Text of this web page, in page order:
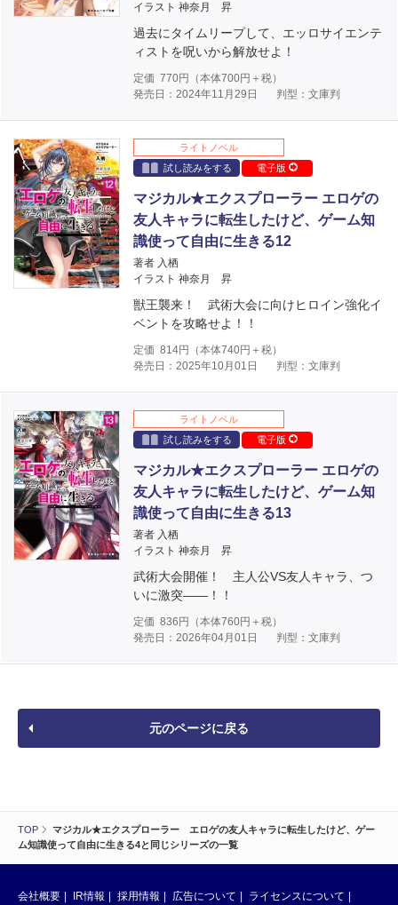
TOP
マジカル★エクスプローラー エロゲの友人キャラに転生したけど、ゲー
ム知識使って自由に生きる4と同じシリーズの一覧
イラスト 神奈月 昇
過去にタイムリープして、エッロサイエンテ
ィストを呪いから解放せよ！
定価 770円（本体700円＋税）
発売日：2024年11月29日
判型：文庫判
ライトノベル
試し読みをする
電子版
マジカル★エクスプローラー エロゲの
友人キャラに転生したけど、ゲーム知
識使って自由に生きる12
著者 入栖
イラスト 神奈月 昇
獣王襲来！ 武術大会に向けヒロイン強化イ
ベントを攻略せよ！！
定価 814円（本体740円＋税）
発売日：2025年10月01日
判型：文庫判
ライトノベル
試し読みをする
電子版
マジカル★エクスプローラー エロゲの
友人キャラに転生したけど、ゲーム知
識使って自由に生きる13
著者 入栖
イラスト 神奈月 昇
武術大会開催！ 主人公VS友人キャラ、つ
いに激突――！！
定価 836 円（本体760円＋税）
発売日：2026年04月01日
判型：文庫判
元のページに戻る
会社概要 IR情報 採用情報 広告について ライセンスについて